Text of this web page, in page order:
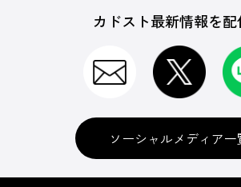
カドスト最新情報を配
ソーシャルメディア一